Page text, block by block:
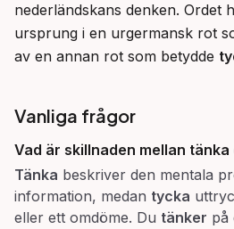
nederländskans denken. Ordet
ursprung i en urgermansk rot
av en annan rot som betydde
Vanliga frågor
Vad är skillnaden mellan tänka
Tänka beskriver den mentala
information, medan tycka
eller ett omdöme. Du tänker på